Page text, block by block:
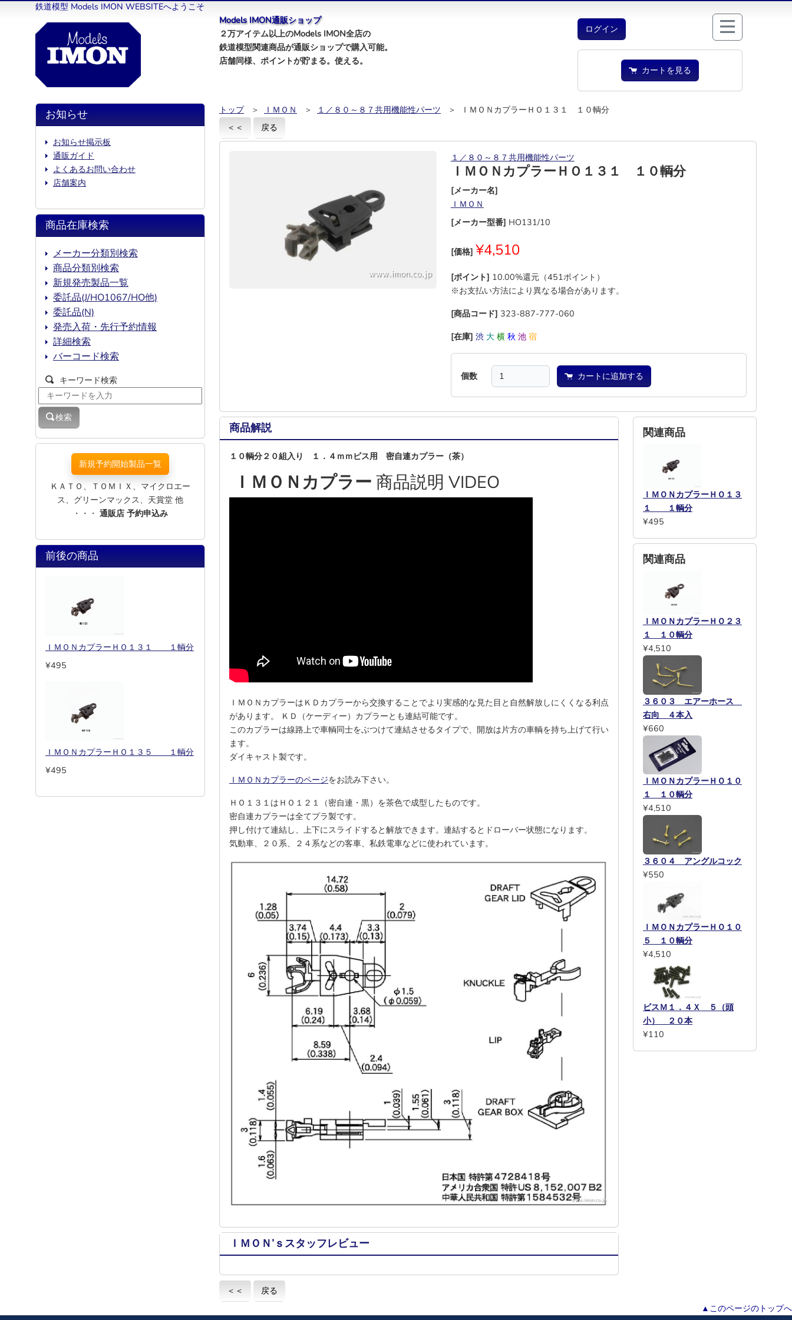
鉄道模型 Models IMON WEBSITEへようこそ
Models IMON通販ショップ
２万アイテム以上のModels IMON全店の
鉄道模型関連商品が通販ショップで購入可能。
店舗同様、ポイントが貯まる。使える。
ログイン
カートを見る
トップ ＞ ＩＭＯＮ ＞ １／８０～８７共用機能性パーツ
＞ ＩＭＯＮカプラーＨＯ１３１ １０輌分
＜＜
戻る
１／８０～８７共用機能性パーツ
ＩＭＯＮカプラーＨＯ１３１ １０輌分
[メーカー名]
ＩＭＯＮ
[メーカー型番] HO131/10
[価格] ¥4,510
[ポイント] 10.00%還元（451ポイント）
※お支払い方法により異なる場合があります。
[商品コード] 323-887-777-060
[在庫] 渋 大 横 秋 池 宿
個数 カートに追加する
商品解説
１０輌分２０組入り １．４ｍｍビス用 密自連カプラー（茶）
ＩＭＯＮカプラー 商品説明 VIDEO
ＩＭＯＮカプラーはＫＤカプラーから交換することでより実感的な見た目と自然解放しにくくなる利点
があります。 ＫＤ（ケーディー）カプラーとも連結可能です。
このカプラーは線路上で車輌同士をぶつけて連結させるタイプで、開放は片方の車輌を持ち上げて行い
ます。
ダイキャスト製です。
ＩＭＯＮカプラーのページをお読み下さい。
ＨＯ１３１はＨＯ１２１（密自連・黒）を茶色で成型したものです。
密自連カプラーは全てプラ製です。
押し付けて連結し、上下にスライドすると解放できます。連結するとドローバー状態になります。
気動車、２０系、２４系などの客車、私鉄電車などに使われています。
ＩＭＯＮ’ｓスタッフレビュー
＜＜ 戻る
関連商品
ＩＭＯＮカプラーＨＯ１３
１ １輌分
¥495
関連商品
ＩＭＯＮカプラーＨＯ２３
１ １０輌分
¥4,510
３６０３ エアーホース
右向 ４本入
¥660
ＩＭＯＮカプラーＨＯ１０
１ １０輌分
¥4,510
３６０４ アングルコック
¥550
ＩＭＯＮカプラーＨＯ１０
５ １０輌分
¥4,510
ビスＭ１．４Ｘ ５（頭
小） ２０本
¥110
お知らせ
お知らせ掲示板
通販ガイド
よくあるお問い合わせ
店舗案内
商品在庫検索
メーカー分類別検索
商品分類別検索
新規発売製品一覧
委託品(J/HO1067/HO他)
委託品(N)
発売入荷・先行予約情報
詳細検索
バーコード検索
キーワード検索
検索
新規予約開始製品一覧
ＫＡＴＯ、ＴＯＭＩＸ、マイクロエー
ス、グリーンマックス、天賞堂 他
・・・ 通販店 予約申込み
前後の商品
ＩＭＯＮカプラーＨＯ１３１ １輌分
¥495
ＩＭＯＮカプラーＨＯ１３５ １輌分
¥495
▲このページのトップへ